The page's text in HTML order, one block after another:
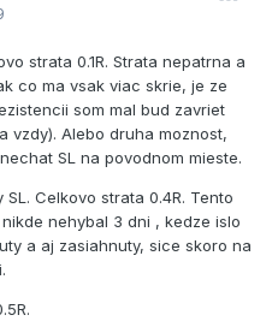
strata 0.1R. Strata nepatrna a
co ma vsak viac skrie, je ze
som mal bud zavriet
vzdy). Alebo druha moznost,
SL na povodnom mieste.
Celkovo strata 0.4R. Tento
nehybal 3 dni , kedze islo
a aj zasiahnuty, sice skoro na